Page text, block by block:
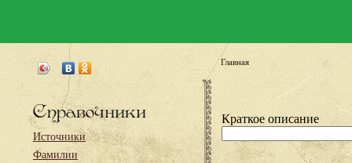
Справочники
Источники
Фамилии
Главная
Краткое описание